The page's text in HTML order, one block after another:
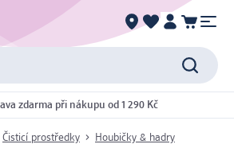
zdarma při nákupu od 1 290 Kč
Čisticí prostředky Houbičky & hadry